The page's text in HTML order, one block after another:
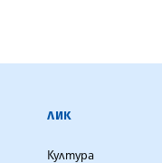
ЛИК
Култура